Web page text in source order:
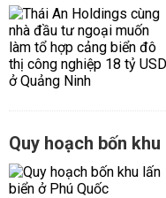
Quy hoạch bốn